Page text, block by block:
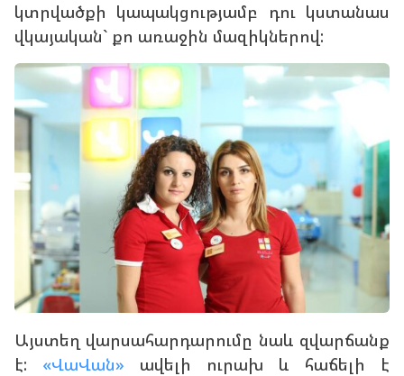
կտրվածքի կապակցությամբ դու կստանաս
վկայական` քո առաջին մազիկներով:
Այստեղ վարսահարդարումը նաև զվարճանք
է: «ՎաՎան» ավելի ուրախ և հաճելի է